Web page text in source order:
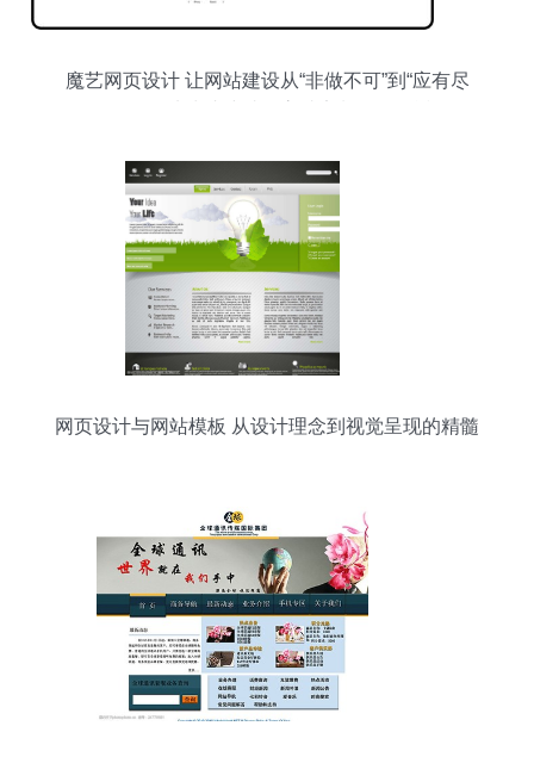
魔艺网页设计 让网站建设从“非做不可”到“应有尽
网页设计与网站模板 从设计理念到视觉呈现的精髓